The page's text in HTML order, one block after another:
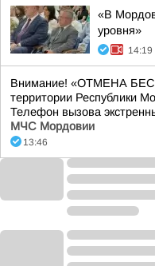
«В
уровня»
14:19
Внимание! «ОТМЕНА
территории Республики
Телефон вызова
МЧС Мордовии
13:46